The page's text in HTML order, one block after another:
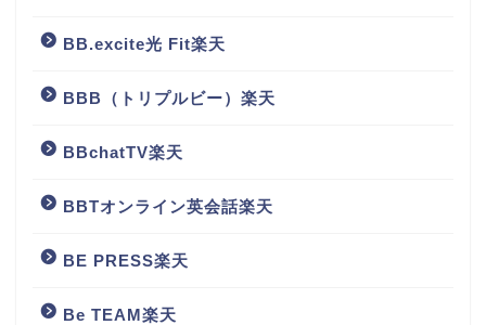
BB.excite光 Fit楽天
BBB（トリプルビー）楽天
BBchatTV楽天
BBTオンライン英会話楽天
BE PRESS楽天
Be TEAM楽天